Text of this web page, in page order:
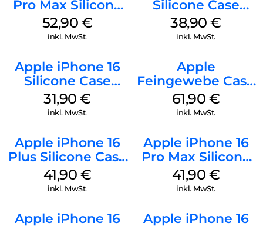
Pro Max Silicone
Case MagSafe
Black
52,90 €
inkl. MwSt.
Silicone Case
MagSafe
Ultramarine
38,90€
inkl. MwSt.
Apple iPhone 16
Silicone Case
MagSafe Fuchsia
31,90€
inkl. MwSt.
Apple
Feingewebe Case
iPhone 15 Pro
MagSafe Schwarz
61,90 €
inkl. MwSt.
Apple iPhone 16
Plus Silicone Case
MagSafe Stone
Gray
41,90 €
inkl. MwSt.
Apple iPhone 16
Pro Max Silicone
Case MagSafe
Ultramarine
41,90 €
inkl. MwSt.
Apple iPhone 16
Apple iPhone 16